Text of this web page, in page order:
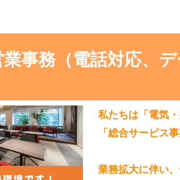
事務（電話対応、
私たちは「電気
「総合サービス
業務拡大に伴い